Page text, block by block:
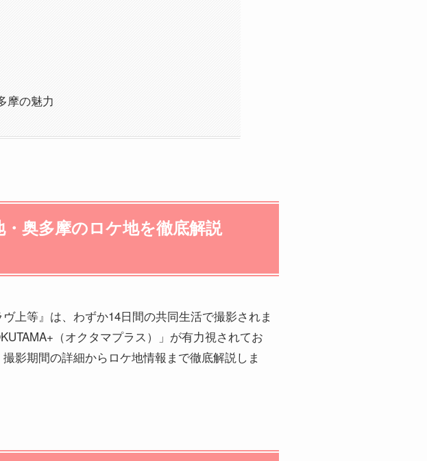
摩の魅力
奥多摩のロケ地を徹底解説
上等』は、わずか14日間の共同生活で撮影されま
（オクタマプラス）」が有力視されてお
影期間の詳細からロケ地情報まで徹底解説しま